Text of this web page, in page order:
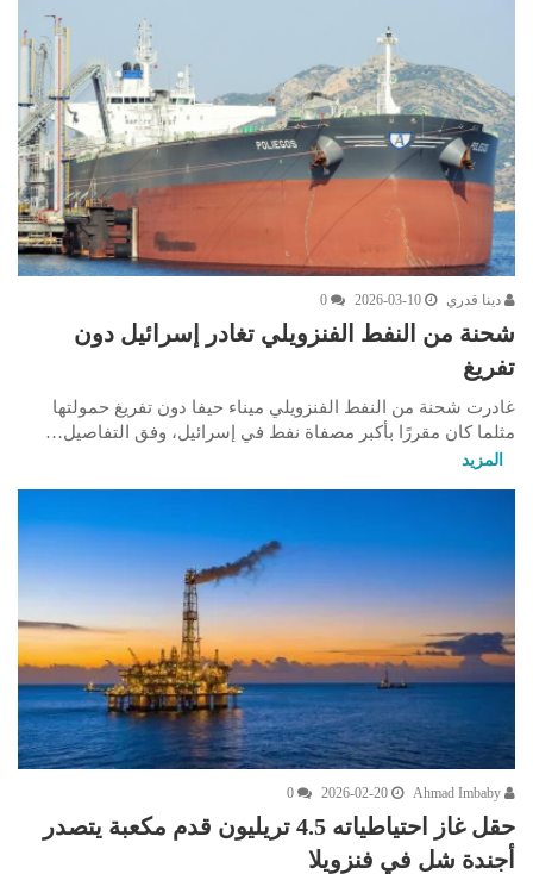
دينا قدري 2026-03-10
0
شحنة من النفط الفنزويلي تغادر إسرائيل دون
تفريغ
غادرت شحنة من النفط الفنزويلي ميناء حيفا دون تفريغ حمولتها
مثلما كان مقررًا بأكبر مصفاة نفط في إسرائيل، وفق التفاصيل…
المزيد
2026-02-20
0
حقل غاز احتياطياته 4.5 تريليون قدم مكعبة يتصدر
أجندة شل في فنزويلا